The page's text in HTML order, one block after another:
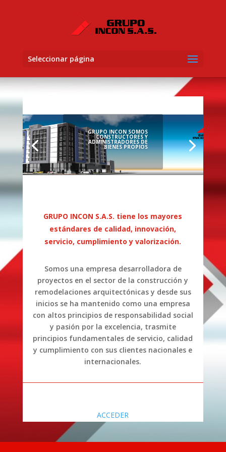
Seleccionar página
GRUPO INCON SOMOS
CONSTRUCTORES Y
ADMINISTRADORES DE
BIENES PROPIOS
GRUPO INCON S.A.S. tiene los mayores
estándares de calidad, innovación,
servicio, cumplimiento y valorización.
Somos una empresa desarrolladora de
proyectos en el sector de la construcción y
remodelaciones arquitectónicas y desde sus
inicios se ha mantenido como una empresa
con altos principios de responsabilidad social
y pasión por la excelencia, trasmite
principios fundamentales de servicio, calidad
y cumplimiento con sus clientes nacionales e
internacionales.
ACCEDER